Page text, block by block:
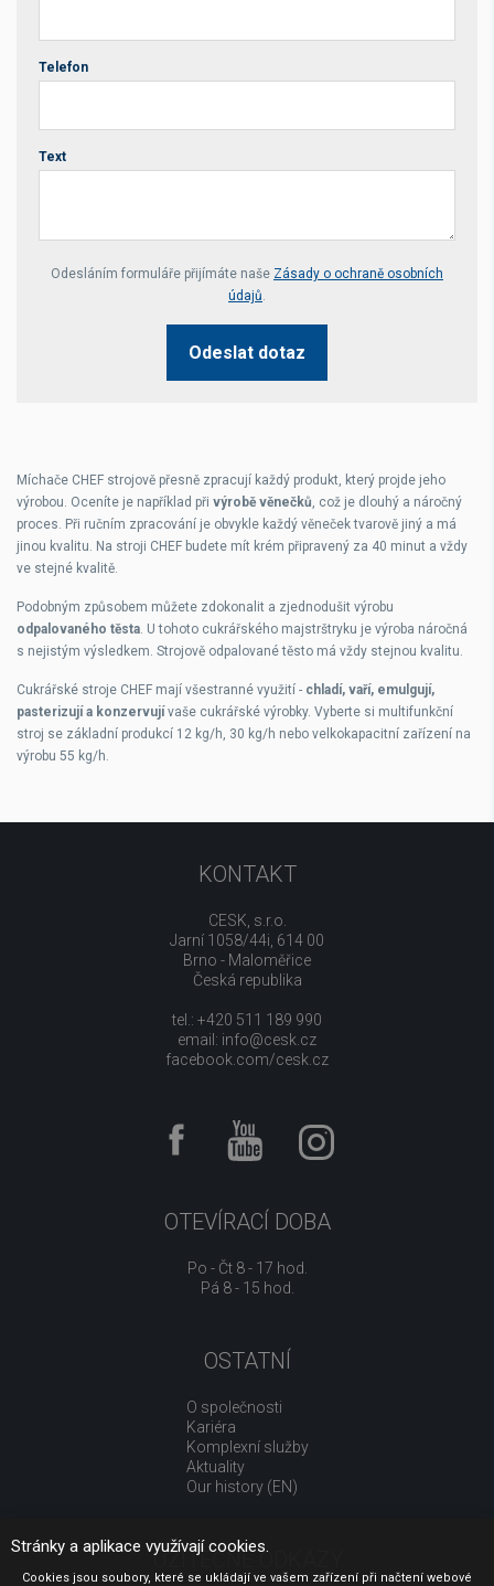
Telefon
Text
Your website *
Odesláním formuláře přijímáte naše Zásady o ochraně osobních
údajů.
Odeslat dotaz
Míchače CHEF strojově přesně zpracují každý produkt, který projde jeho
výrobou. Oceníte je například při výrobě věnečků, což je dlouhý a náročný
proces. Při ručním zpracování je obvykle každý věneček tvarově jiný a má
jinou kvalitu. Na stroji CHEF budete mít krém připravený za 40 minut a vždy
ve stejné kvalitě.
Podobným způsobem můžete zdokonalit a zjednodušit výrobu
odpalovaného těsta. U tohoto cukrářského majstrštryku je výroba náročná
s nejistým výsledkem. Strojově odpalované těsto má vždy stejnou kvalitu.
Cukrářské stroje CHEF mají všestranné využití - chladí, vaří, emulgují,
pasterizují a konzervují vaše cukrářské výrobky. Vyberte si multifunkční
stroj se základní produkcí 12 kg/h, 30 kg/h nebo velkokapacitní zařízení na
výrobu 55 kg/h.
KONTAKT
CESK, s.r.o.
Jarní 1058/44i, 614 00
Brno - Maloměřice
Česká republika
tel.: +420 511 189 990
email: info@cesk.cz
facebook.com/cesk.cz
OTEVÍRACÍ DOBA
Po - Čt 8 - 17 hod.
Pá 8 - 15 hod.
OSTATNÍ
O společnosti
Kariéra
Komplexní služby
Aktuality
Our history (EN)
UŽITEČNÉ ODKAZY
Stránky a aplikace využívají cookies.
Cookies jsou soubory, které se ukládají ve vašem zařízení při načtení webové